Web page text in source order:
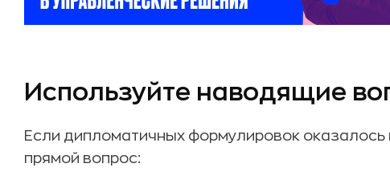
Используйте наводящие
Если дипломатичных формулировок
прямой вопрос: